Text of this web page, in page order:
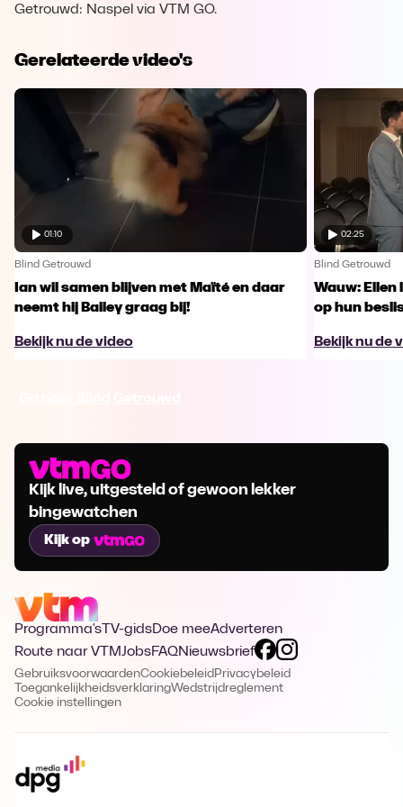
Getrouwd: Naspel via VTM GO.
Gerelateerde video's
01:10
Blind Getrouwd
Ian wil samen blijven met Maïté en daar
neemt hij Bailey graag bij!
Bekijk nu de video
02:25
Blind Getrouwd
Wauw:
op hun
Bekijk nu de
Kijk live, uitgesteld of gewoon lekker
bingewatchen
Kijk op
Programma's TV-gidsDoe meeAdverteren
Route naar VTMJobsFAQNieuwsbrief
GebruiksvoorwaardenCookiebeleid Privacybeleid
ToegankelijkheidsverklaringWedstrijdreglement
Cookie instellingen